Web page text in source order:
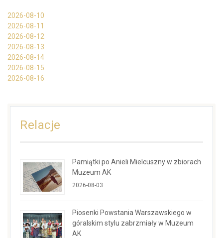
2026-08-10
2026-08-11
2026-08-12
2026-08-13
2026-08-14
2026-08-15
2026-08-16
Relacje
Pamiątki po Anieli Mielcuszny w zbiorach
Muzeum AK
2026-08-03
Piosenki Powstania Warszawskiego w
góralskim stylu zabrzmiały w Muzeum
AK